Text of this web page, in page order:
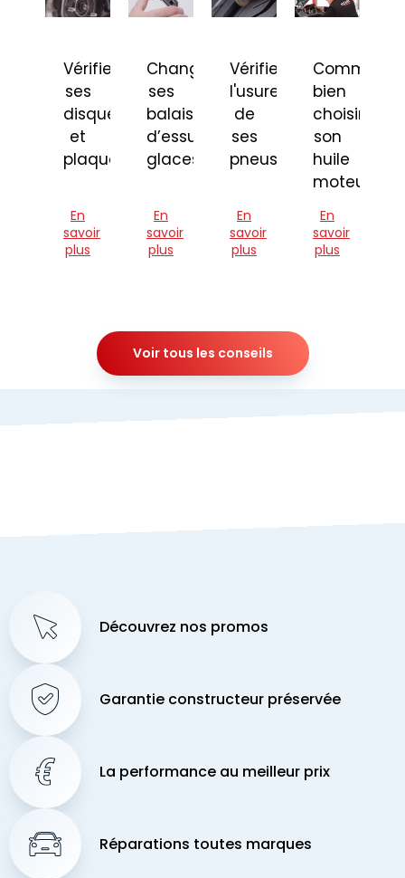
Vérifier
ses
disques
et
plaquettes
En
savoir
plus
Changer
ses
balais
d’essuie-
glaces
En
savoir
plus
Vérifier
l'usure
de
ses
pneus
En
savoir
plus
Comment
bien
choisir
son
huile
moteur
En
savoir
plus
Voir tous les conseils
Découvrez nos promos
Garantie constructeur préservée
La performance au meilleur prix
Réparations toutes marques